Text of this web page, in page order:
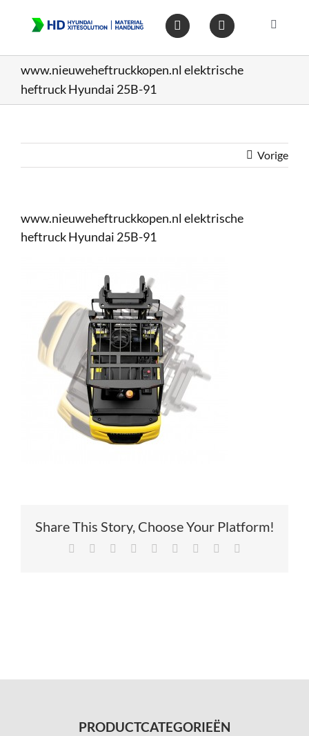
inhoud
Toggle
www.nieuweheftruckkopen.nl elektrische
heftruck Hyundai 25B-91
Vorige
www.nieuweheftruckkopen.nl elektrische
heftruck Hyundai 25B-91
Share This Story, Choose Your Platform!
Facebook Reddit LinkedIn
TumblrPinterest Xing
PRODUCTCATEGORIEËN